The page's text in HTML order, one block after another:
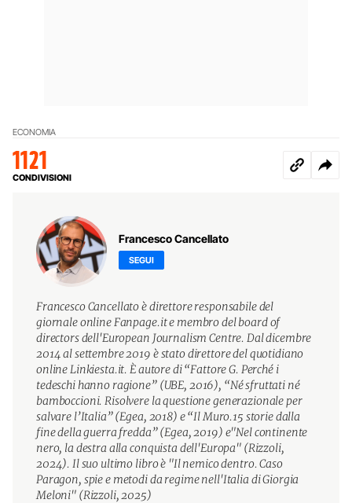
ECONOMIA
1121
CONDIVISIONI
Francesco Cancellato
SEGUI
Francesco Cancellato è direttore responsabile del
giornale online Fanpage.it e membro del board of
directors dell'European Journalism Centre. Dal dicembre
2014 al settembre 2019 è stato direttore del quotidiano
online Linkiesta.it. È autore di “Fattore G. Perché i
tedeschi hanno ragione” (UBE, 2016), “Né sfruttati né
bamboccioni. Risolvere la questione generazionale per
salvare l’Italia” (Egea, 2018) e “Il Muro.15 storie dalla
fine della guerra fredda” (Egea, 2019) e"Nel continente
nero, la destra alla conquista dell'Europa" (Rizzoli,
2024). Il suo ultimo libro è "Il nemico dentro. Caso
Paragon, spie e metodi da regime nell'Italia di Giorgia
Meloni" (Rizzoli, 2025)